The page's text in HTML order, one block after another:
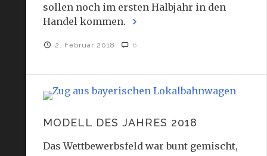
sollen noch im ersten Halbjahr in den
Handel kommen.
2. Februar 2018 6
MODELL DES JAHRES 2018
Das Wettbewerbsfeld war bunt gemischt,